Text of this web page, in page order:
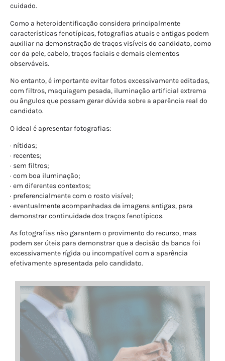
cuidado.
Como a heteroidentificação considera principalmente
características fenotípicas, fotografias atuais e antigas podem
auxiliar na demonstração de traços visíveis do candidato, como
cor da pele, cabelo, traços faciais e demais elementos
observáveis.
No entanto, é importante evitar fotos excessivamente editadas,
com filtros, maquiagem pesada, iluminação artificial extrema
ou ângulos que possam gerar dúvida sobre a aparência real do
candidato.
O ideal é apresentar fotografias:
· nítidas;
· recentes;
· sem filtros;
· com boa iluminação;
· em diferentes contextos;
· preferencialmente com o rosto visível;
· eventualmente acompanhadas de imagens antigas, para
demonstrar continuidade dos traços fenotípicos.
As fotografias não garantem o provimento do recurso, mas
podem ser úteis para demonstrar que a decisão da banca foi
excessivamente rígida ou incompatível com a aparência
efetivamente apresentada pelo candidato.